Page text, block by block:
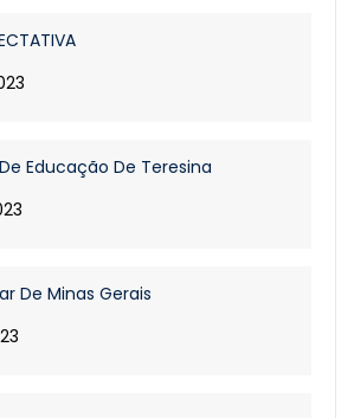
Educação De Teresina
De Minas Gerais